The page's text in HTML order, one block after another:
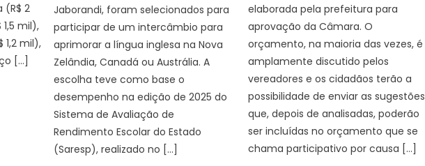
(R$ 2
mil),
1,2 mil),
[…]
Jaborandi, foram selecionados para
participar de um intercâmbio para
aprimorar a língua inglesa na Nova
Zelândia, Canadá ou Austrália. A
escolha teve como base o
desempenho na edição de 2025 do
Sistema de Avaliação de
Rendimento Escolar do Estado
(Saresp), realizado no […]
elaborada pela prefeitura para
aprovação da Câmara. O
orçamento, na maioria das vezes, é
amplamente discutido pelos
vereadores e os cidadãos terão a
possibilidade de enviar as sugestões
que, depois de analisadas, poderão
ser incluídas no orçamento que se
chama participativo por causa […]